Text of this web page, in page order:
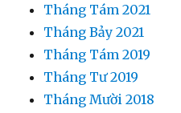
Tháng Tám 2021
Tháng Bảy 2021
Tháng Tám 2019
Tháng Tư 2019
Tháng Mười 2018